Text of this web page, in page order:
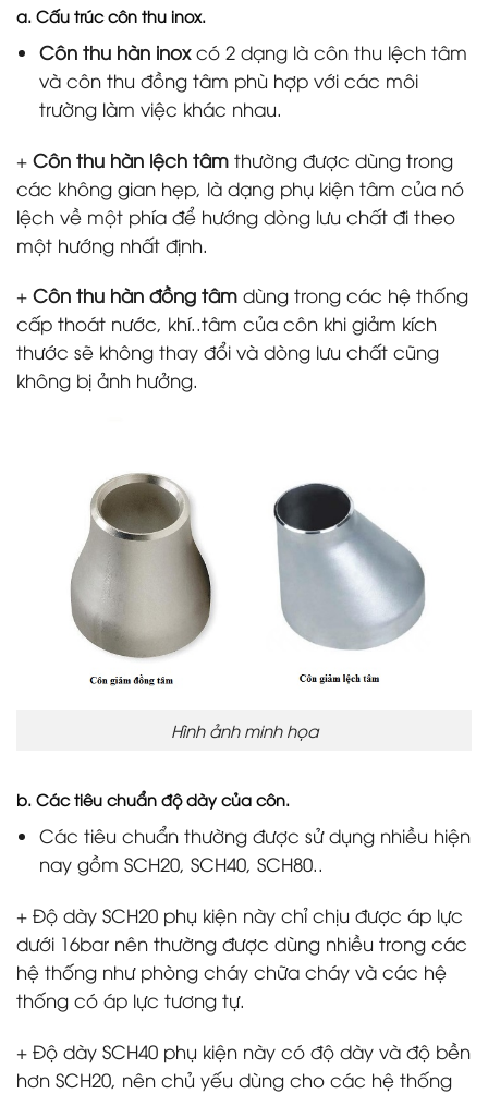
a. Cấu trúc côn thu inox.
Côn thu hàn inoxcó 2 dạng là côn thu lệch tâm
và côn thu đồng tâm phù hợp với các môi
trường làm việc khác nhau.
+ Côn thu hàn lệch tâm thường được dùng trong
các không gian hẹp, là dạng phụ kiện tâm của nó
lệch về một phía để hướng dòng lưu chất đi theo
một hướng nhất định.
+ Côn thu hàn đồng tâm dùng trong các hệ thống
cấp thoát nước, khí..tâm của côn khi giảm kích
thước sẽ không thay đổi và dòng lưu chất cũng
không bị ảnh hưởng.
Hình ảnh minh họa
b. Các tiêu chuẩn độ dày của côn.
Các tiêu chuẩn thường được sử dụng nhiều hiện
nay gồm SCH20, SCH40, SCH80..
+ Độ dày SCH20 phụ kiện này chỉ chịu được áp lực
dưới 16bar nên thường được dùng nhiều trong các
hệ thống như phòng cháy chữa cháy và các hệ
thống có áp lực tương tự.
+ Độ dày SCH40 phụ kiện này có độ dày và độ bền
hơn SCH20, nên chủ yếu dùng cho các hệ thống